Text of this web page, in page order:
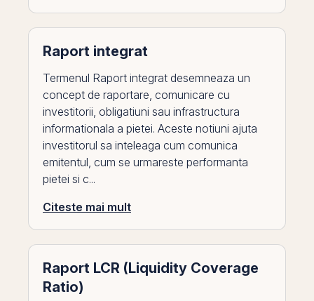
Raport integrat
Termenul Raport integrat desemneaza un
concept de raportare, comunicare cu
investitorii, obligatiuni sau infrastructura
informationala a pietei. Aceste notiuni ajuta
investitorul sa inteleaga cum comunica
emitentul, cum se urmareste performanta
pietei si c...
Citeste mai mult
Raport LCR (Liquidity Coverage
Ratio)